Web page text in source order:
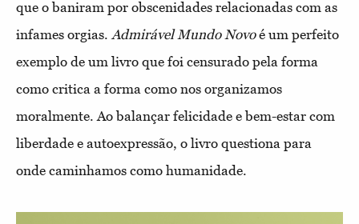
que o baniram por obscenidades relacionadas com as
infames orgias.Admirável Mundo Novoé um perfeito
exemplo de um livro que foi censurado pela forma
como critica a forma como nos organizamos
moralmente. Ao balançar felicidade e bem-estar com
liberdade e autoexpressão, o livro questiona para
onde caminhamos como humanidade.